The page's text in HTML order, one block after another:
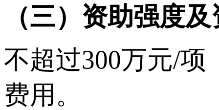
（三）资助强度
不超过300万元/
费用。